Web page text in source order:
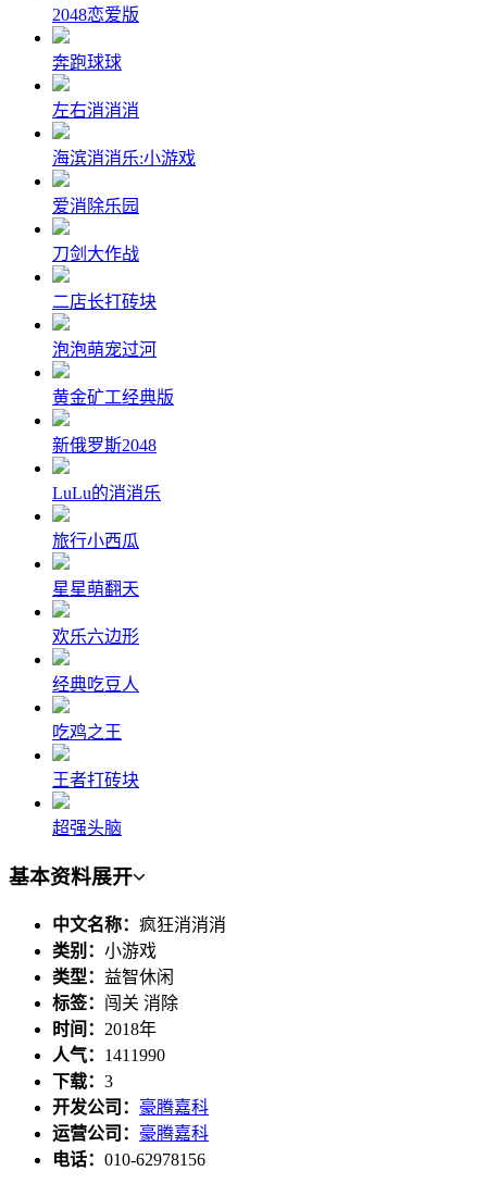
2048恋爱版
奔跑球球
左右消消消
海滨消消乐:小游戏
爱消除乐园
刀剑大作战
二店长打砖块
泡泡萌宠过河
黄金矿工经典版
新俄罗斯2048
LuLu的消消乐
旅行小西瓜
星星萌翻天
欢乐六边形
经典吃豆人
吃鸡之王
王者打砖块
超强头脑
基本资料展开
中文名称： 疯狂消消消
类别： 小游戏
类型： 益智休闲
标签： 闯关 消除
时间： 2018年
人气： 1411990
下载： 3
开发公司： 豪腾嘉科
运营公司： 豪腾嘉科
电话： 010-62978156